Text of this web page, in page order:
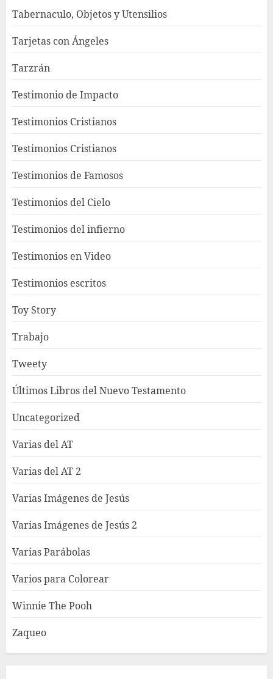
Tabernaculo, Objetos y Utensilios
Tarjetas con Ángeles
Tarzrán
Testimonio de Impacto
Testimonios Cristianos
Testimonios Cristianos
Testimonios de Famosos
Testimonios del Cielo
Testimonios del infierno
Testimonios en Video
Testimonios escritos
Toy Story
Trabajo
Tweety
Últimos Libros del Nuevo Testamento
Uncategorized
Varias del AT
Varias del AT 2
Varias Imágenes de Jesús
Varias Imágenes de Jesús 2
Varias Parábolas
Varios para Colorear
Winnie The Pooh
Zaqueo